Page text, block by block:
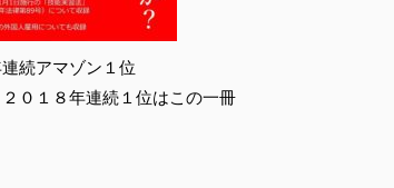
続アマゾン１位
０１８年連続１位はこの一冊